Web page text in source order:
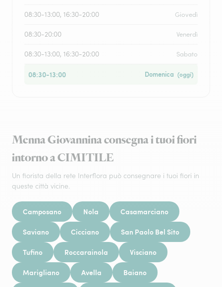
08:30-13:00, 16:30-20:00 Giovedì
08:30-20:00 Venerdì
08:30-13:00, 16:30-20:00 Sabato
08:30-13:00 Domenica (oggi)
Menna Giovannina consegna i tuoi fiori
intorno a CIMITILE
Un fiorista della rete Interflora può consegnare i tuoi fiori in
queste città vicine.
Camposano Nola Casamarciano
Saviano Cicciano San Paolo Bel Sito
Tufino Roccarainola Visciano
Marigliano Avella Baiano